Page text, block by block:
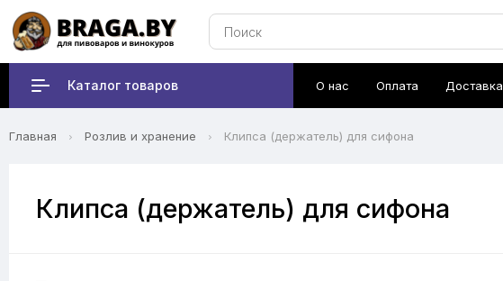
Каталог товаров О нас Оплата Доставка
Главная Розлив и хранение Клипса (держатель) для сифона
Клипса (держатель) для сифона